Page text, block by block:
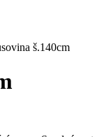
š.140cm